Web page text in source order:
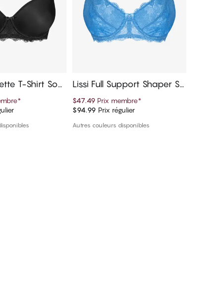
au panier
T-Shirt Sout
*
Ajouter au panier
Lissi Full Support Shaper So
$47.49 Prix membre*
$94.99 Prix régulier
Autres couleurs disponibles